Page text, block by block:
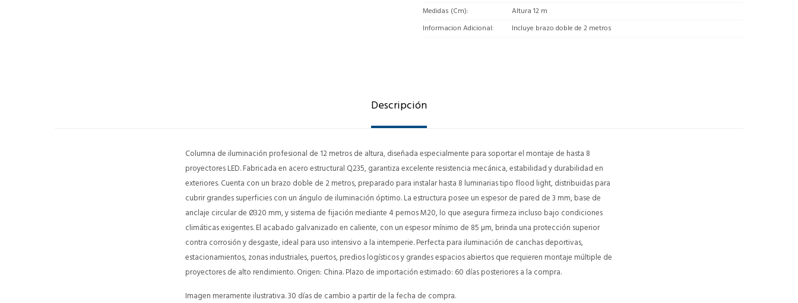
Medidas (Cm)
Altura 12 m
Informacion Adicional
Incluye brazo doble de 2 metros
Descripción
Columna de iluminación profesional de 12 metros de altura, diseñada especialmente para soportar el montaje de hasta 8
proyectores LED. Fabricada en acero estructural Q235, garantiza excelente resistencia mecánica, estabilidad y durabilidad en
exteriores. Cuenta con un brazo doble de 2 metros, preparado para instalar hasta 8 luminarias tipo flood light, distribuidas para
cubrir grandes superficies con un ángulo de iluminación óptimo. La estructura posee un espesor de pared de 3 mm, base de
anclaje circular de Ø320 mm, y sistema de fijación mediante 4 pernos M20, lo que asegura firmeza incluso bajo condiciones
climáticas exigentes. El acabado galvanizado en caliente, con un espesor mínimo de 85 µm, brinda una protección superior
contra corrosión y desgaste, ideal para uso intensivo a la intemperie. Perfecta para iluminación de canchas deportivas,
estacionamientos, zonas industriales, puertos, predios logísticos y grandes espacios abiertos que requieren montaje múltiple de
proyectores de alto rendimiento. Origen: China. Plazo de importación estimado: 60 días posteriores a la compra.
Imagen meramente ilustrativa. 30 días de cambio a partir de la fecha de compra.